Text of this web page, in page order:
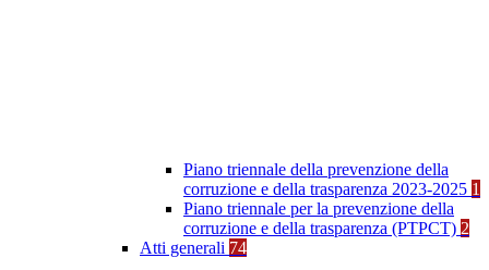
Piano triennale della prevenzione della
corruzione e della trasparenza 2023-2025 1
Piano triennale per la prevenzione della
corruzione e della trasparenza (PTPCT) 2
Atti generali 74